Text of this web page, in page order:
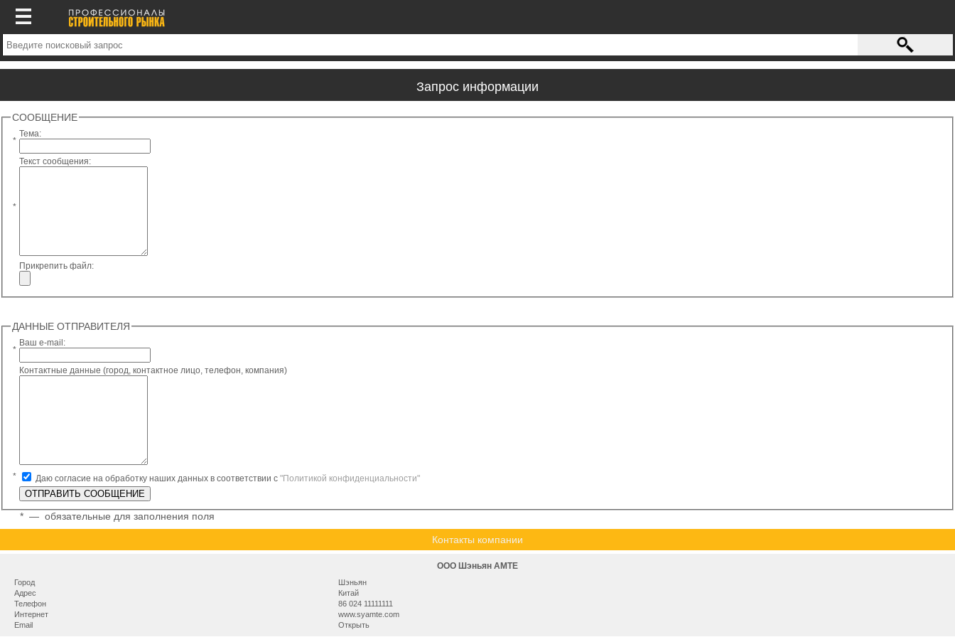
Запрос информации
СООБЩЕНИЕ
*
Тема:
*
Текст сообщения:
Прикрепить файл:
ДАННЫЕ ОТПРАВИТЕЛЯ
*
Ваш e-mail:
Контактные данные (город, контактное лицо, телефон, компания)
* Даю согласие на обработку наших данных в соответствии с "Политикой конфиденциальности"
* — обязательные для заполнения поля
Контакты компании
ООО Шэньян AMTE
Город
Шэньян
Адрес
Китай
Телефон
86 024 11111111
Интернет
www.syamte.com
Email
Открыть